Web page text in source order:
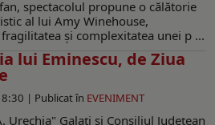
spectacolul propune o călătorie
al lui Amy Winehouse,
și complexitatea unei p ...
lui Eminescu, de Ziua
| Publicat în EVENIMENT
Urechia" Galați și Consiliul Județean